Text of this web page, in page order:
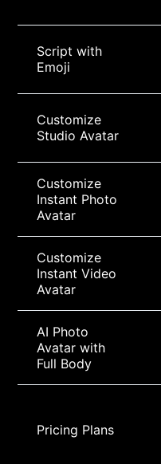
Script with
Emoji
Customize
Studio Avatar
Customize
Instant Photo
Avatar
Customize
Instant Video
Avatar
AI Photo
Avatar with
Full Body
Pricing Plans